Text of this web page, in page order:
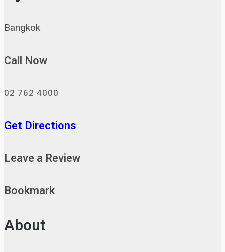
Bangkok
Call Now
02 762 4000
Get Directions
Leave a Review
Bookmark
About